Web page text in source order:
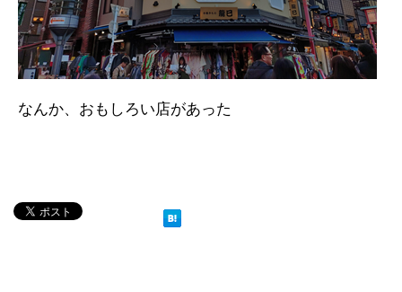
なんか、おもしろい店があった